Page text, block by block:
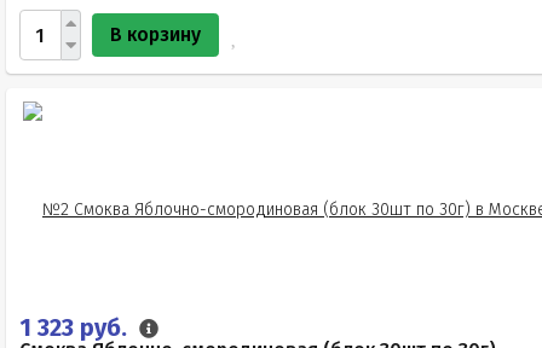
В корзину
1 323 руб.